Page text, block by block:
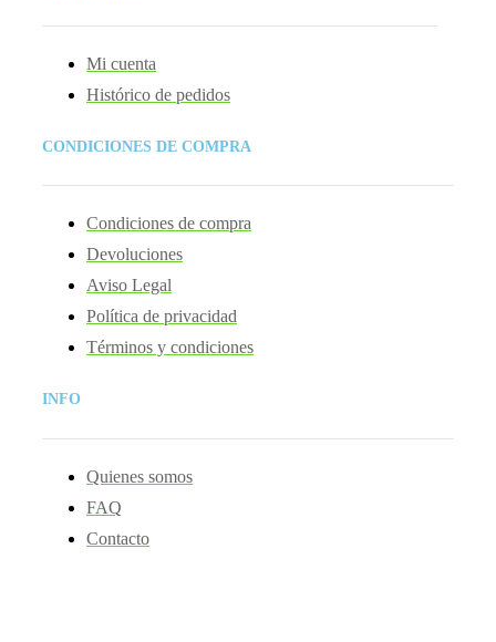
Mi cuenta
Histórico de pedidos
CONDICIONES DE COMPRA
Condiciones de compra
Devoluciones
Aviso Legal
Política de privacidad
Términos y condiciones
INFO
Quienes somos
FAQ
Contacto